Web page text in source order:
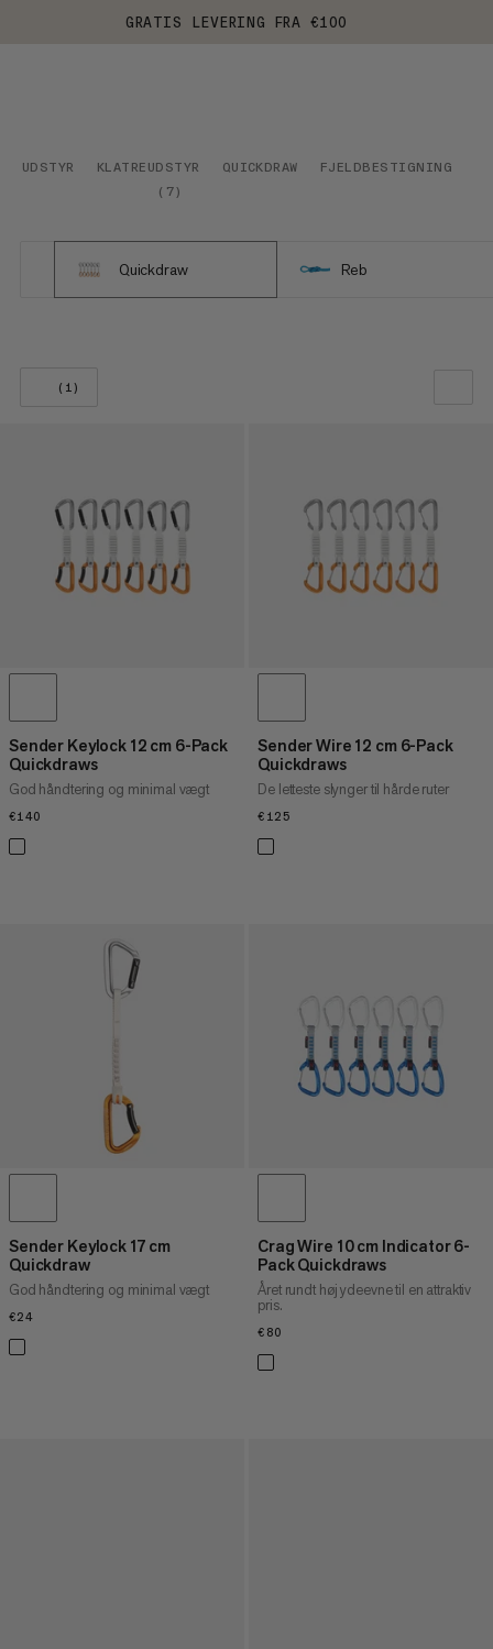
GRATIS LEVERING FRA €100
UDSTYR KLATREUDSTYR QUICKDRAW
FJELDBESTIGNING
( 7)
Quickdraw Reb
(1)
PRIS HØJ TIL LAV
HVAD ER NYT
Sender Keylock 12 cm 6-Pack
Quickdraws
God håndtering og minimal vægt
€140
Sender Wire 12 cm 6-Pack
Quickdraws
De letteste slynger til hårde ruter
€125
Sender Keylock 17 cm
Quickdraw
God håndtering og minimal vægt
€24
Crag Wire 10 cm Indicator 6-
Pack Quickdraws
Året rundt høj ydeevne til en attraktiv
pris.
€80